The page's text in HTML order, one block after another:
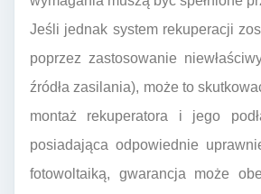
Jeśli jednak system rekuperacji
poprzez zastosowanie
źródła zasilania), może to
montaż rekuperatora i jego
posiadająca odpowiednie
fotowoltaiką, gwarancja może